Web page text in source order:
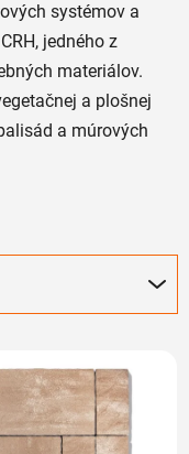
systémov a
jedného z
materiálov.
a plošnej
a múrových